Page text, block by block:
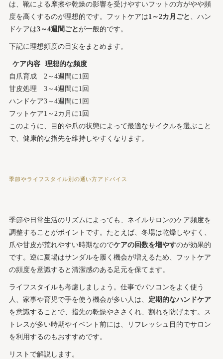
は、靴による摩擦や乾燥の影響を受けやすいフットの方がやや頻
度を高くするのが理想的です。フットケアは1～2カ月ごと 、ハン
ドケアは3～4週間ごとが一般的です。
下記に理想頻度の目安をまとめます。
ケア内容
理想的な頻度
自爪育成
2～4週間に1回
甘皮処理
3～4週間に1回
ハンドケア3～4週間に1回
フットケア1～2カ月に1回
このように、目的や爪の状態によって最適なサイクルを選ぶこと
で、健康的な指先を維持しやすくなります。
季節やライフスタイル別の通い方アドバイス
季節や日常生活のリズムによっても、ネイルサロンのケア頻度を
調整することがポイントです。たとえば、冬場は乾燥しやすく、
爪や甘皮が荒れやすい時期なのでケアの回数を増やすのが効果的
です。逆に夏場はサンダルを履く機会が増えるため、フットケア
の頻度を意識すると清潔感のある足元を保てます。
ライフスタイルも考慮しましょう。仕事でパソコンをよく使う
人、家事や育児で手を使う機会が多い人は、 定期的なハンドケア
を意識することで、指先の乾燥やささくれ、割れを防げます。ス
トレスが多い時期やイベント前には、リフレッシュ目的でサロン
を利用するのもおすすめです。
リストで解説します。